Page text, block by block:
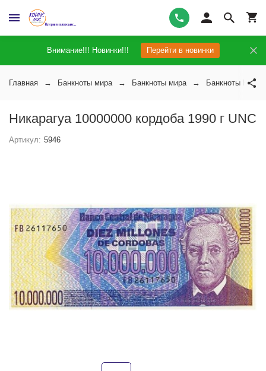
Внимание!!! Новинки!!! Перейти в новинки
Главная Банкноты мира Банкноты мира Банкноты
Никарагуа 10000000 кордоба 1990 г UNC
Артикул: 5946